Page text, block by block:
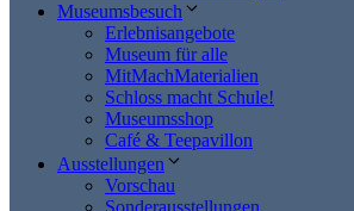
Museumsbesuch
Erlebnisangebote
Museum für alle
MitMachMaterialien
Schloss macht Schule!
Museumsshop
Café & Teepavillon
Ausstellungen
Vorschau
Sonderausstellungen